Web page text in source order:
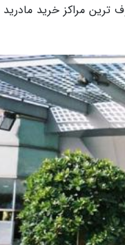
ترین مراکز خرید مادرید